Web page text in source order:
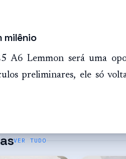
milênio
A6 Lemmon será uma
preliminares, ele só
VER TUDO